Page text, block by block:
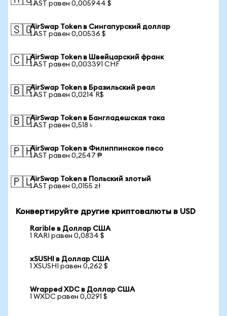
1 AST равен 0,005944 $
🇸🇬AirSwap Token в Сингапурский доллар
1 AST равен 0,00536 $
🇨🇭AirSwap Token в Швейцарский франк
1 AST равен 0,003391 CHF
🇧🇷AirSwap Token в Бразильский реал
1 AST равен 0,0214 R$
🇧🇩AirSwap Token в Бангладешская така
1 AST равен 0,518 ৳
🇵🇭AirSwap Token в Филиппинское песо
1 AST равен 0,2547 ₱
🇵🇱AirSwap Token в Польский злотый
1 AST равен 0,0155 zł
Конвертируйте другие криптовалюты в USD
Rarible в Доллар США
1 RARI равен 0,0834 $
xSUSHI в Доллар США
1 XSUSHI равен 0,262 $
Wrapped XDC в Доллар США
1 WXDC равен 0,0291 $